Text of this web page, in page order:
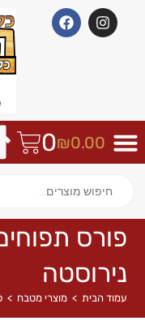
₪0.00
0
פורס
נירוסטה
עמוד הבית > מוצרי מטבח >